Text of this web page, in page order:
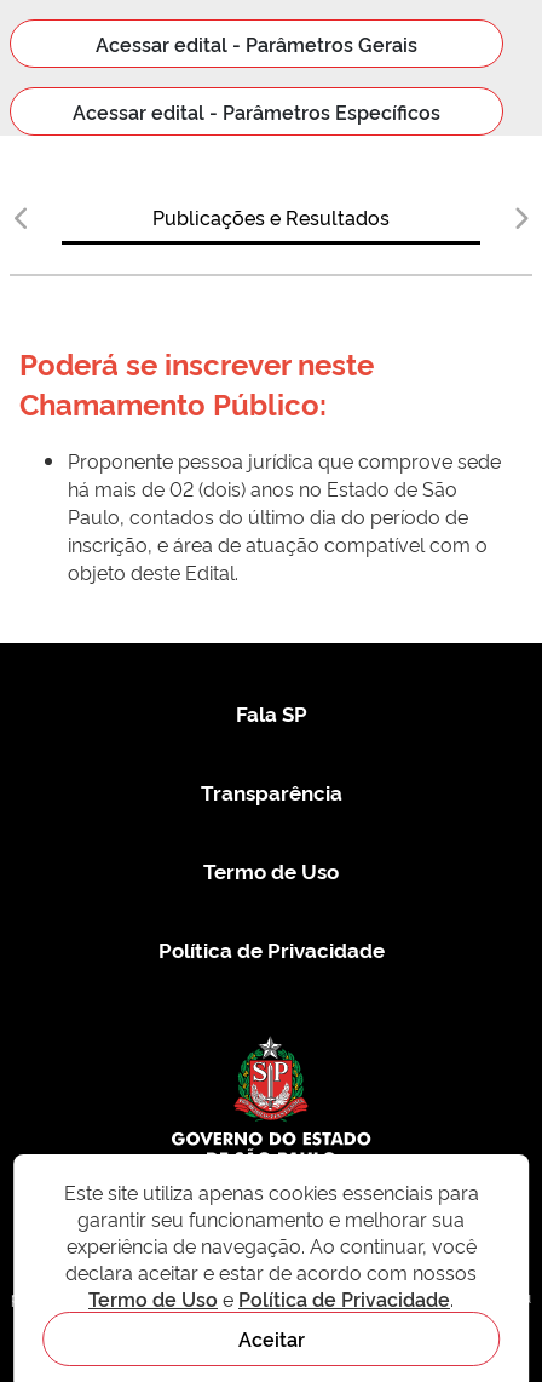
Acessar edital - Parâmetros Gerais
Acessar edital - Parâmetros Específicos
Publicações e Resultados
Poderá se inscrever neste
Chamamento Público:
Proponente pessoa jurídica que comprove sede
há mais de 02 (dois) anos no Estado de São
Paulo, contados do último dia do período de
inscrição, e área de atuação compatível com o
objeto deste Edital.
Fala SP
Transparência
Termo de Uso
Política de Privacidade
© 2026 CMS.SP.GOV.BR. Todos os direitos reservados.
Este site e todo o seu conteúdo, incluindo textos, imagens e design, são
protegidos por direitos autorais e não podem ser reproduzidos, distribuídos ou
modificados sem permissão expressa. Para mais informações ou para
solicitações de uso, acesse nosso site
Este site utiliza apenas cookies essenciais para
garantir seu funcionamento e melhorar sua
experiência de navegação. Ao continuar, você
declara aceitar e estar de acordo com nossos
Termo de Uso e Política de Privacidade.
Aceitar